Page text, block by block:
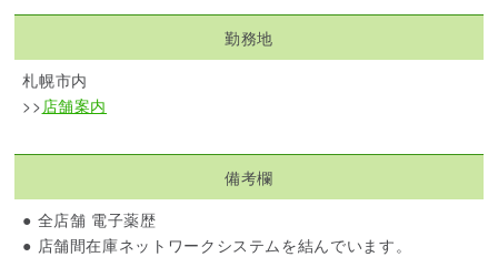
勤務地
札幌市内
>>店舗案内
備考欄
● 全店舗 電子薬歴
● 店舗間在庫ネットワークシステムを結んでいます。